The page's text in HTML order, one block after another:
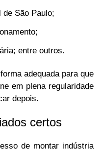
de São Paulo;
entre outros.
adequada para que
em plena regularidade
depois.
certos
de montar indústria